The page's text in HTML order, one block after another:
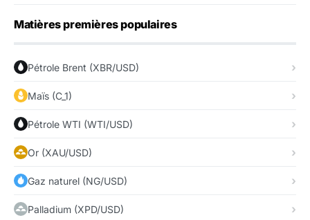
Matières premières populaires
Pétrole Brent (XBR/USD)
Maïs (C_1)
Pétrole WTI (WTI/USD)
Or (XAU/USD)
Gaz naturel (NG/USD)
Palladium (XPD/USD)